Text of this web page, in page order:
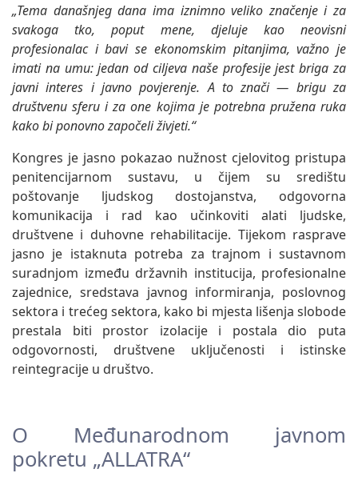
„Tema današnjeg dana ima iznimno veliko značenje i za
svakoga tko, poput mene, djeluje kao neovisni
profesionalac i bavi se ekonomskim pitanjima, važno je
imati na umu: jedan od ciljeva naše profesije jest briga za
javni interes i javno povjerenje. A to znači — brigu za
društvenu sferu i za one kojima je potrebna pružena ruka
kako bi ponovno započeli živjeti.“
Kongres je jasno pokazao nužnost cjelovitog pristupa
penitencijarnom sustavu, u čijem su središtu
poštovanje ljudskog dostojanstva, odgovorna
komunikacija i rad kao učinkoviti alati ljudske,
društvene i duhovne rehabilitacije. Tijekom rasprave
jasno je istaknuta potreba za trajnom i sustavnom
suradnjom između državnih institucija, profesionalne
zajednice, sredstava javnog informiranja, poslovnog
sektora i trećeg sektora, kako bi mjesta lišenja slobode
prestala biti prostor izolacije i postala dio puta
odgovornosti, društvene uključenosti i istinske
reintegracije u društvo.
O Međunarodnom javnom
pokretu „ALLATRA“